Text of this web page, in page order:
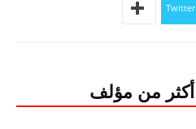
Twitter
أكثر من مؤلف